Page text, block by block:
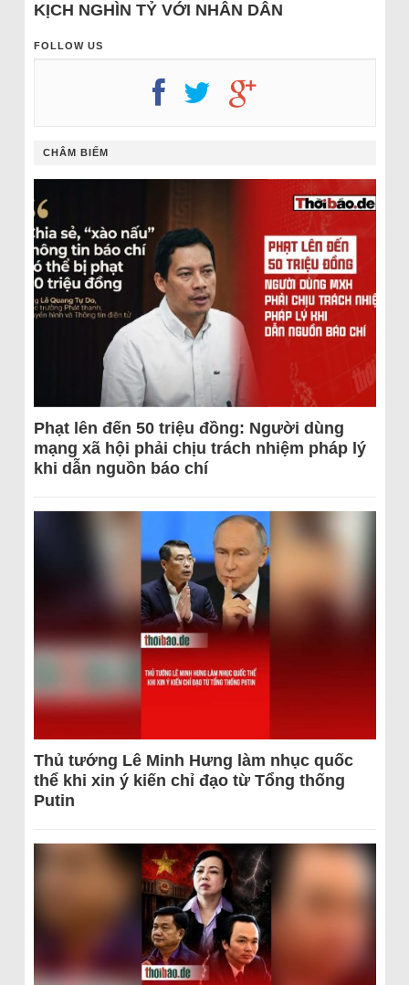
KỊCH NGHÌN TỶ VỚI NHÂN DÂN
FOLLOW US
CHÂM BIẾM
Phạt lên đến 50 triệu đồng: Người dùng
mạng xã hội phải chịu trách nhiệm pháp lý
khi dẫn nguồn báo chí
Thủ tướng Lê Minh Hưng làm nhục quốc
thể khi xin ý kiến chỉ đạo từ Tổng thống
Putin